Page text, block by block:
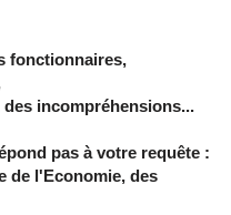
fonctionnaires,
incompréhensions...
pas à votre requête :
de l'Economie, des